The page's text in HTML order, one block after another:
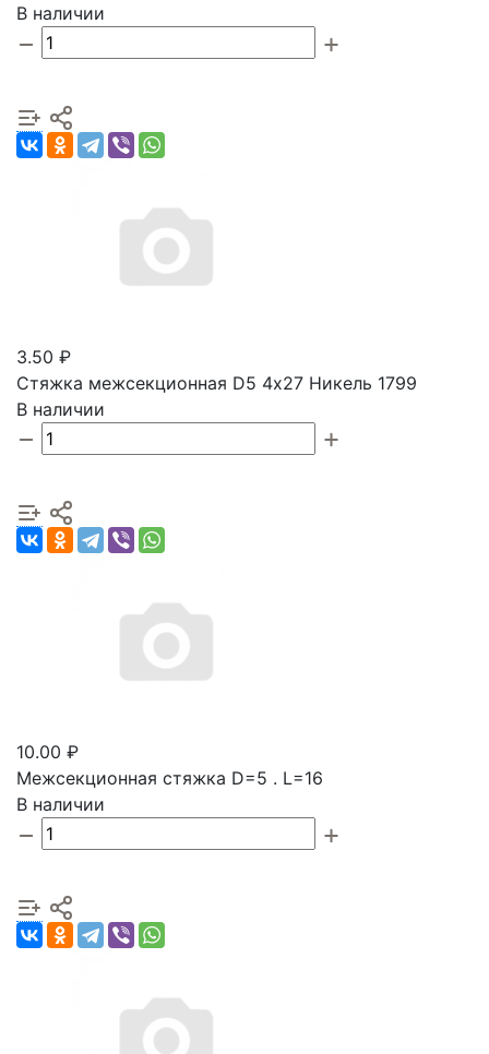
В наличии
3.50 ₽
Стяжка межсекционная D5 4х27 Никель 1799
В наличии
10.00 ₽
Межсекционная стяжка D=5 . L=16
В наличии